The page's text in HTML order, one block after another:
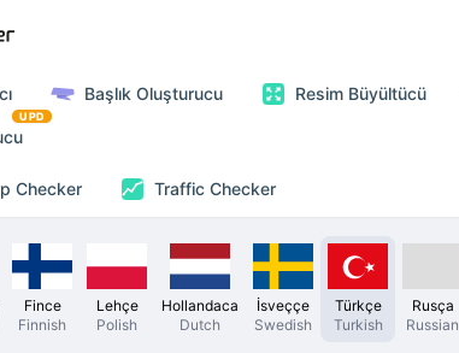
Başlık Oluşturucu Resim Büyültücü
UPD
Checker Traffic Checker
Fince
Finnish
Lehçe
Polish
Hollandaca
Dutch
İsveççe
Swedish
Türkçe
Turkish
Rusça
Russian